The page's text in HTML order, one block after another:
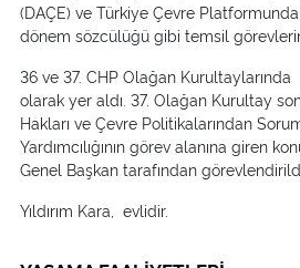
(DAÇE) ve Türkiye Çevre
dönem sözcülüğü gibi temsil
36 ve 37. CHP Olağan
olarak yer aldı. 37. Olağan Kurultay
Hakları ve Çevre Politikalarından
Yardımcılığının görev alanına giren
Genel Başkan tarafından
Yıldırım Kara, evlidir.